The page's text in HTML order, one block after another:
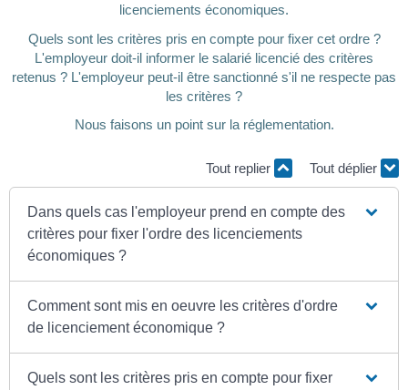
licenciements économiques.
Quels sont les critères pris en compte pour fixer cet ordre ?
L'employeur doit-il informer le salarié licencié des critères
retenus ? L'employeur peut-il être sanctionné s'il ne respecte pas
les critères ?
Nous faisons un point sur la réglementation.
Tout replier Tout déplier
Dans quels cas l'employeur prend en compte des
critères pour fixer l'ordre des licenciements
économiques ?
Comment sont mis en oeuvre les critères d'ordre
de licenciement économique ?
Quels sont les critères pris en compte pour fixer